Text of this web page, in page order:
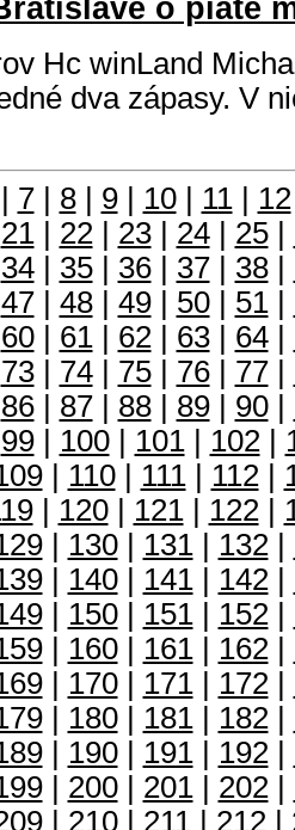
o piate
Hc winLand
dva zápasy. V
7| 8| 9| 10| 11| 12
21| 22| 23| 24| 25|
34| 35| 36| 37| 38|
47| 48| 49| 50| 51|
60| 61| 62| 63| 64|
73| 74| 75| 76| 77|
86| 87| 88| 89| 90|
99| 100| 101| 102|
| 110| 111| 112|
| 120| 121| 122|
| 130| 131| 132|
| 140| 141| 142|
| 150| 151| 152|
| 160| 161| 162|
| 170| 171| 172|
| 180| 181| 182|
| 190| 191| 192|
| 200| 201| 202|
| 210| 211| 212|